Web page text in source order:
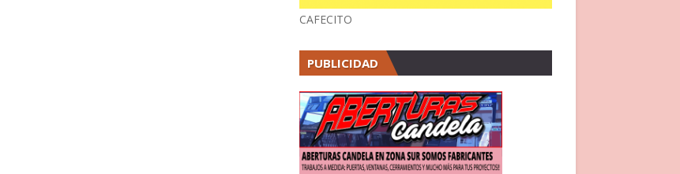
CAFECITO
PUBLICIDAD